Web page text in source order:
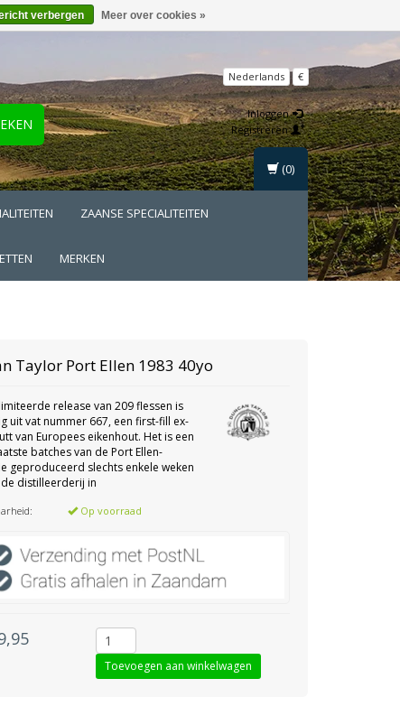
Nederlands €
Inloggen
Registreren
ZAANSE SPECIALITEITEN
MERKEN
(0)
Taylor Port Ellen 1983 40yo
release van 209 flessen is
uit vat nummer 667, een first-fill ex-
van Europees eikenhout. Het is een
batches van de Port Ellen-
geproduceerd slechts enkele weken
distilleerderij in
Op voorraad
verbergen Meer over cookies »